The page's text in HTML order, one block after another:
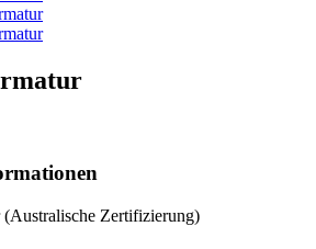
(Australische Zertifizierung)